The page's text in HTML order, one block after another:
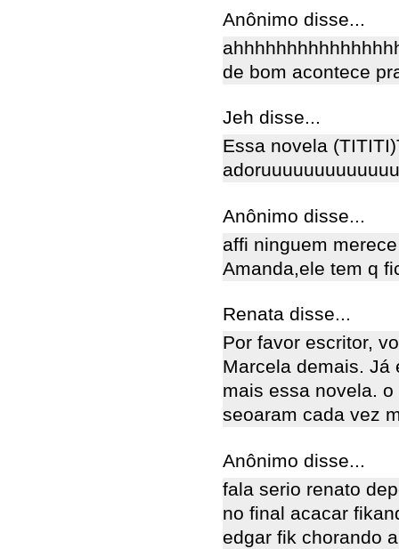
Anônimo disse...
de bom acontece
Jeh disse...
Essa novela
Anônimo disse...
affi ninguem
Amanda,ele tem q
Renata disse...
Por favor escritor,
Marcela demais. Já
mais essa novela.
seoaram cada vez
Anônimo disse...
fala serio renato
no final acacar
edgar fik chorando